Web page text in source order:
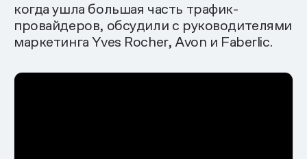
когда ушла большая часть трафик-
провайдеров, обсудили с руководителями
маркетинга Yves Rocher, Avon и Faberlic.